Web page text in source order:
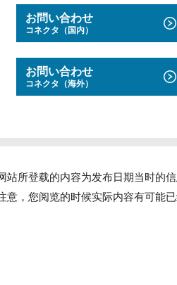
お問い合わせ
コネクタ（国内）
お問い合わせ
コネクタ（海外）
站所登载的内容为发布日期当时的信
意，您阅览的时候实际内容有可能已